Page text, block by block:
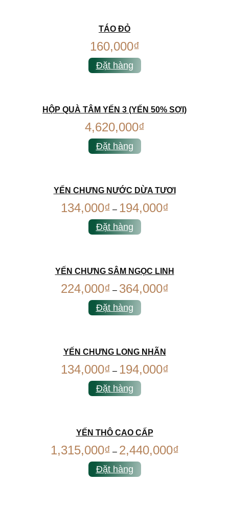
TÁO ĐỎ
160,000₫
Đặt hàng
HỘP QUÀ TÂM YẾN 3 (YẾN 50% SỢI)
4,620,000₫
Đặt hàng
YẾN CHƯNG NƯỚC DỪA TƯƠI
134,000₫ – 194,000₫
Đặt hàng
YẾN CHƯNG SÂM NGỌC LINH
224,000₫ – 364,000₫
Đặt hàng
YẾN CHƯNG LONG NHÃN
134,000₫ – 194,000₫
Đặt hàng
YẾN THÔ CAO CẤP
1,315,000₫ – 2,440,000₫
Đặt hàng